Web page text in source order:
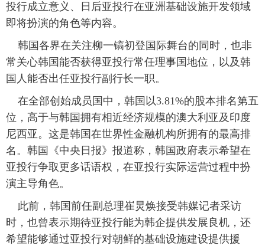
新华电视中文
投行成立意义、日后亚投行在亚洲基础设施开发领域
即将扮演的角色等内容。
韩国各界在关注柳一镐初登国际舞台的同时，也非
常关心韩国能否获得亚投行常任理事国地位，以及韩
国人能否出任亚投行副行长一职。
在全部创始成员国中，韩国以3.81%的股本排名第五
位，高于与韩国拥有相近经济规模的澳大利亚及印度
尼西亚。这是韩国在世界性金融机构所拥有的最高排
名。韩国《中央日报》报道称，韩国政府表示希望在
亚投行争取更多话语权，在亚投行实际运营过程中扮
演主导角色。
此前，韩国前任副总理崔炅焕接受韩媒记者采访
时，也曾表示期待亚投行能为韩企提供发展良机，还
希望能够通过亚投行对朝鲜的基础设施建设提供援